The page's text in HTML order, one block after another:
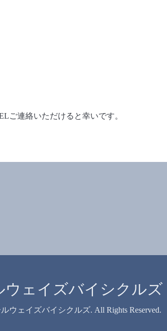
ご連絡いただけると幸いです。
ウェイズバイシクルズ
ウェイズバイシクルズ. All Rights Reserved.